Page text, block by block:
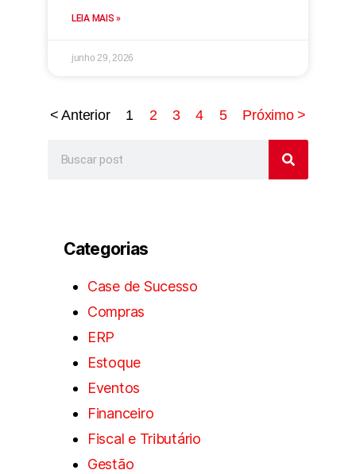
LEIA MAIS »
junho 29, 2026
< Anterior 1 2 3 4 5 Próximo >
Categorias
Case de Sucesso
Compras
ERP
Estoque
Eventos
Financeiro
Fiscal e Tributário
Gestão